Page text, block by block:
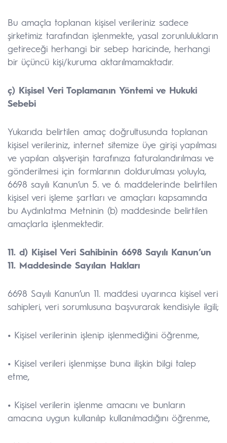
Bu amaçla toplanan kişisel verileriniz sadece
şirketimiz tarafından işlenmekte, yasal zorunlulukların
getireceği herhangi bir sebep haricinde, herhangi
bir üçüncü kişi/kuruma aktarılmamaktadır.
ç) Kişisel Veri Toplamanın Yöntemi ve Hukuki
Sebebi
Yukarıda belirtilen amaç doğrultusunda toplanan
kişisel verileriniz, internet sitemize üye girişi yapılması
ve yapılan alışverişin tarafınıza faturalandırılması ve
gönderilmesi için formlarının doldurulması yoluyla,
6698 sayılı Kanun’un 5. ve 6. maddelerinde belirtilen
kişisel veri işleme şartları ve amaçları kapsamında
bu Aydınlatma Metninin (b) maddesinde belirtilen
amaçlarla işlenmektedir.
11. d) Kişisel Veri Sahibinin 6698 Sayılı Kanun’un
11. Maddesinde Sayılan Hakları
6698 Sayılı Kanun’un 11. maddesi uyarınca kişisel veri
sahipleri, veri sorumlusuna başvurarak kendisiyle ilgili;
• Kişisel verilerinin işlenip işlenmediğini öğrenme,
• Kişisel verileri işlenmişse buna ilişkin bilgi talep
etme,
• Kişisel verilerin işlenme amacını ve bunların
amacına uygun kullanılıp kullanılmadığını öğrenme,